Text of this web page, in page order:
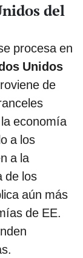
del
procesa en
Unidos
de
economía
a los
a la
de los
aún más
de EE.